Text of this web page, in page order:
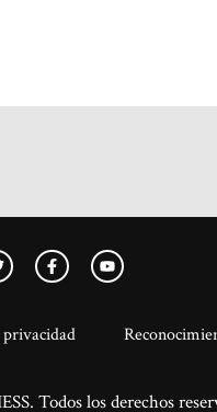
Todos los derechos